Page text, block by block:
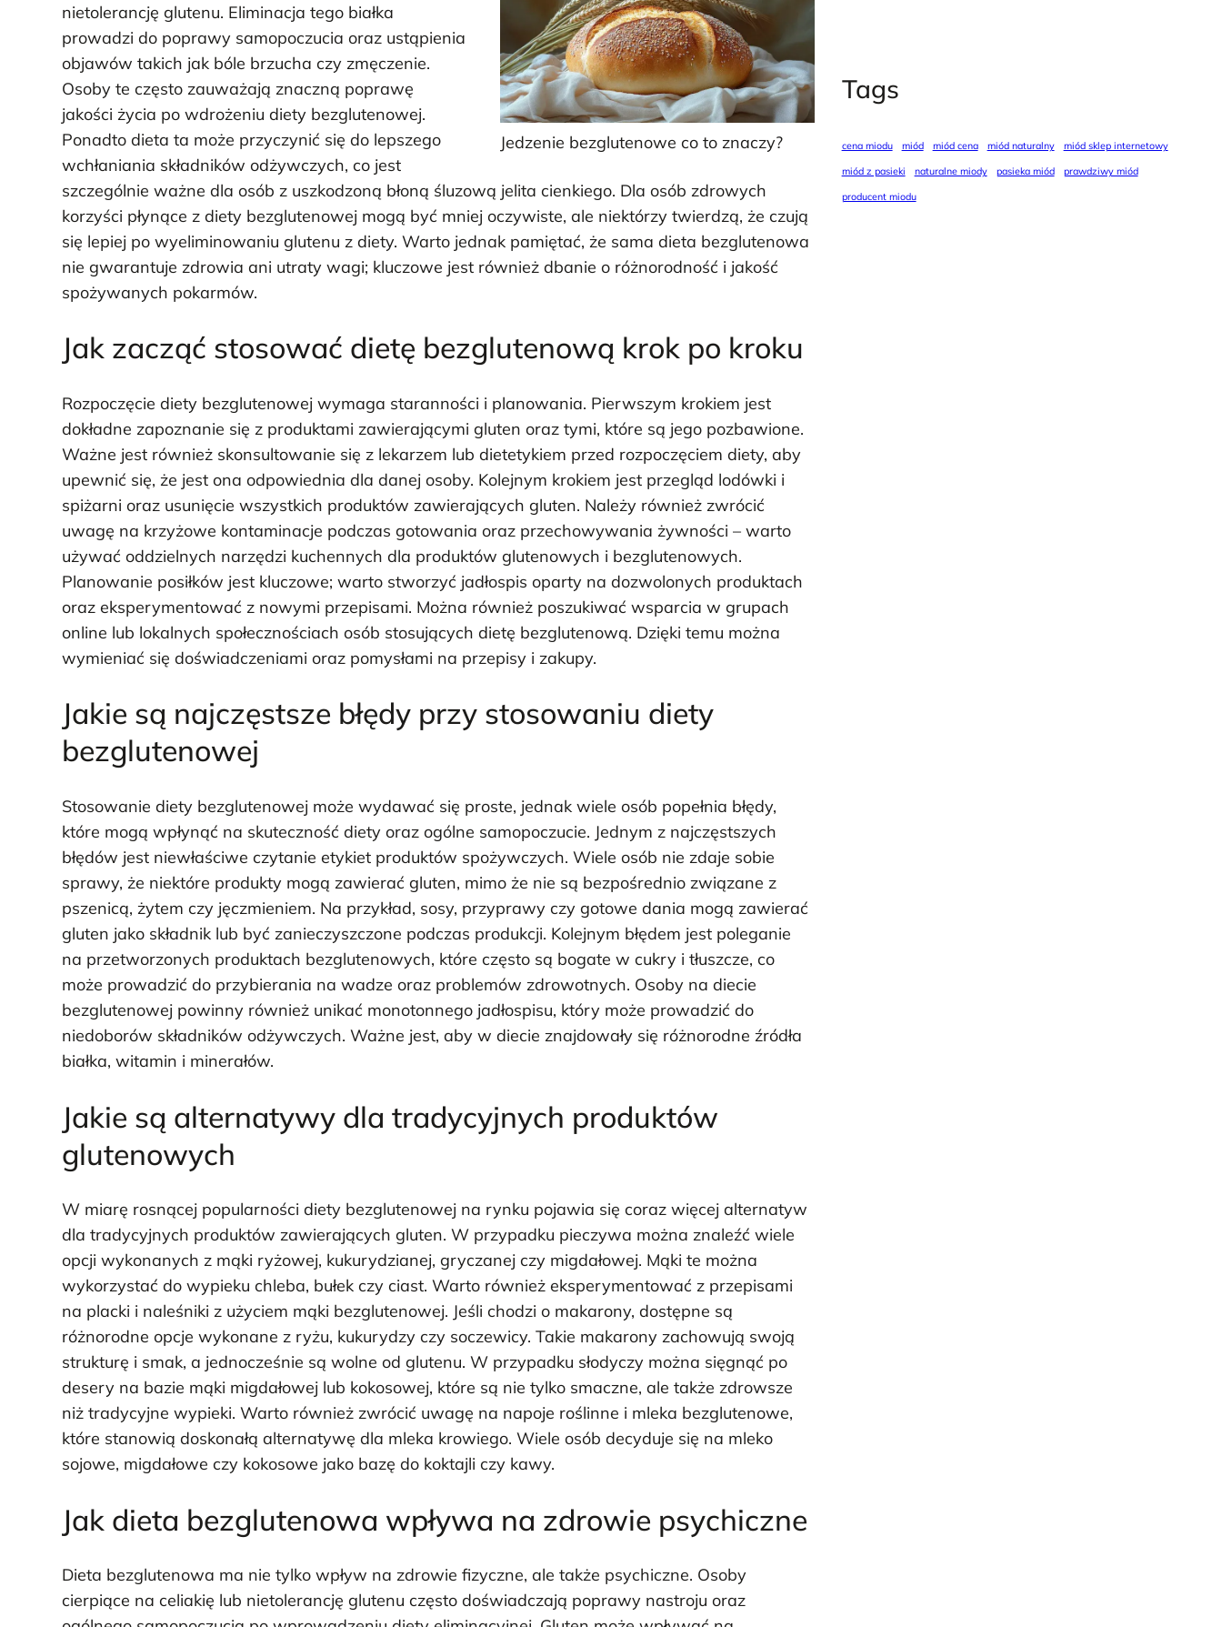
Jedzenie bezglutenowe co to znaczy?
nietolerancję glutenu. Eliminacja tego białka
prowadzi do poprawy samopoczucia oraz ustąpienia
objawów takich jak bóle brzucha czy zmęczenie.
Osoby te często zauważają znaczną poprawę
jakości życia po wdrożeniu diety bezglutenowej.
Ponadto dieta ta może przyczynić się do lepszego
wchłaniania składników odżywczych, co jest
szczególnie ważne dla osób z uszkodzoną błoną śluzową jelita cienkiego. Dla osób zdrowych
korzyści płynące z diety bezglutenowej mogą być mniej oczywiste, ale niektórzy twierdzą, że czują
się lepiej po wyeliminowaniu glutenu z diety. Warto jednak pamiętać, że sama dieta bezglutenowa
nie gwarantuje zdrowia ani utraty wagi; kluczowe jest również dbanie o różnorodność i jakość
spożywanych pokarmów.
Jak zacząć stosować dietę bezglutenową krok po kroku
Rozpoczęcie diety bezglutenowej wymaga staranności i planowania. Pierwszym krokiem jest
dokładne zapoznanie się z produktami zawierającymi gluten oraz tymi, które są jego pozbawione.
Ważne jest również skonsultowanie się z lekarzem lub dietetykiem przed rozpoczęciem diety, aby
upewnić się, że jest ona odpowiednia dla danej osoby. Kolejnym krokiem jest przegląd lodówki i
spiżarni oraz usunięcie wszystkich produktów zawierających gluten. Należy również zwrócić
uwagę na krzyżowe kontaminacje podczas gotowania oraz przechowywania żywności – warto
używać oddzielnych narzędzi kuchennych dla produktów glutenowych i bezglutenowych.
Planowanie posiłków jest kluczowe; warto stworzyć jadłospis oparty na dozwolonych produktach
oraz eksperymentować z nowymi przepisami. Można również poszukiwać wsparcia w grupach
online lub lokalnych społecznościach osób stosujących dietę bezglutenową. Dzięki temu można
wymieniać się doświadczeniami oraz pomysłami na przepisy i zakupy.
Jakie są najczęstsze błędy przy stosowaniu diety
bezglutenowej
Stosowanie diety bezglutenowej może wydawać się proste, jednak wiele osób popełnia błędy,
które mogą wpłynąć na skuteczność diety oraz ogólne samopoczucie. Jednym z najczęstszych
błędów jest niewłaściwe czytanie etykiet produktów spożywczych. Wiele osób nie zdaje sobie
sprawy, że niektóre produkty mogą zawierać gluten, mimo że nie są bezpośrednio związane z
pszenicą, żytem czy jęczmieniem. Na przykład, sosy, przyprawy czy gotowe dania mogą zawierać
gluten jako składnik lub być zanieczyszczone podczas produkcji. Kolejnym błędem jest poleganie
na przetworzonych produktach bezglutenowych, które często są bogate w cukry i tłuszcze, co
może prowadzić do przybierania na wadze oraz problemów zdrowotnych. Osoby na diecie
bezglutenowej powinny również unikać monotonnego jadłospisu, który może prowadzić do
niedoborów składników odżywczych. Ważne jest, aby w diecie znajdowały się różnorodne źródła
białka, witamin i minerałów.
Jakie są alternatywy dla tradycyjnych produktów
glutenowych
W miarę rosnącej popularności diety bezglutenowej na rynku pojawia się coraz więcej alternatyw
dla tradycyjnych produktów zawierających gluten. W przypadku pieczywa można znaleźć wiele
opcji wykonanych z mąki ryżowej, kukurydzianej, gryczanej czy migdałowej. Mąki te można
wykorzystać do wypieku chleba, bułek czy ciast. Warto również eksperymentować z przepisami
na placki i naleśniki z użyciem mąki bezglutenowej. Jeśli chodzi o makarony, dostępne są
różnorodne opcje wykonane z ryżu, kukurydzy czy soczewicy. Takie makarony zachowują swoją
strukturę i smak, a jednocześnie są wolne od glutenu. W przypadku słodyczy można sięgnąć po
desery na bazie mąki migdałowej lub kokosowej, które są nie tylko smaczne, ale także zdrowsze
niż tradycyjne wypieki. Warto również zwrócić uwagę na napoje roślinne i mleka bezglutenowe,
które stanowią doskonałą alternatywę dla mleka krowiego. Wiele osób decyduje się na mleko
sojowe, migdałowe czy kokosowe jako bazę do koktajli czy kawy.
Jak dieta bezglutenowa wpływa na zdrowie psychiczne
Dieta bezglutenowa ma nie tylko wpływ na zdrowie fizyczne, ale także psychiczne. Osoby
cierpiące na celiakię lub nietolerancję glutenu często doświadczają poprawy nastroju oraz
Tags
cena miodu miód miód cena miód naturalny
miód sklep internetowy
miód z pasieki
naturalne miody pasieka miód
prawdziwy miód
producent miodu